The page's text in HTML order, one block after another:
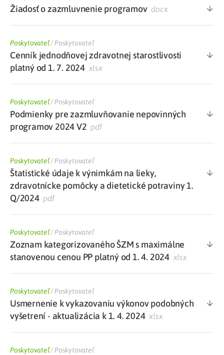
Žiadosť o zazmluvnenie programovdocx
Poskytovateľ/Poskytovateľ
Cenník jednodňovej zdravotnej starostlivosti
platný od 1. 7. 2024 xlsx
Poskytovateľ/Poskytovateľ
Podmienky pre zazmluvňovanie nepovinných
programov 2024 V2 pdf
Poskytovateľ/Poskytovateľ
Štatistické údaje k výnimkám na lieky,
zdravotnícke pomôcky a dietetické potraviny 1.
Q/2024pdf
Poskytovateľ/Poskytovateľ
Zoznam kategorizovaného ŠZM s maximálne
stanovenou cenou PP platný od 1. 4. 2024 xlsx
Poskytovateľ/Poskytovateľ
Usmernenie k vykazovaniu výkonov podobných
vyšetrení - aktualizácia k 1. 4. 2024xlsx
Poskytovateľ/Poskytovateľ